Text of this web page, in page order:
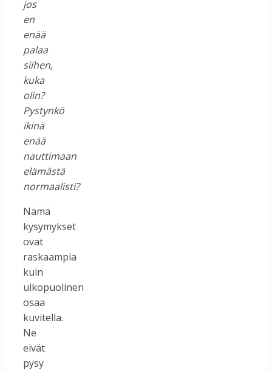
jos
en
enää
palaa
siihen,
kuka
olin?
Pystynkö
ikinä
enää
nauttimaan
elämästä
normaalisti?
Nämä
kysymykset
ovat
raskaampia
kuin
ulkopuolinen
osaa
kuvitella.
Ne
eivät
pysy